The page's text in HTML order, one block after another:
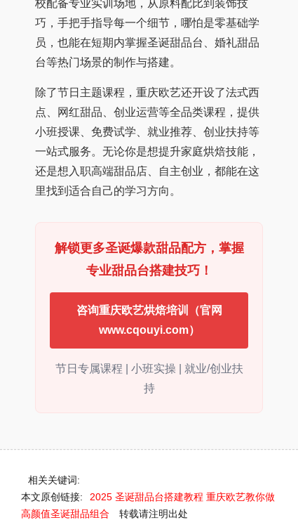
校配备专业实训场地，从原料配比到装饰技
巧，手把手指导每一个细节，哪怕是零基础学
员，也能在短期内掌握圣诞甜品台、婚礼甜品
台等热门场景的制作与搭建。
除了节日主题课程，重庆欧艺还开设了法式西
点、网红甜品、创业运营等全品类课程，提供
小班授课、免费试学、就业推荐、创业扶持等
一站式服务。无论你是想提升家庭烘焙技能，
还是想入职高端甜品店、自主创业，都能在这
里找到适合自己的学习方向。
解锁更多圣诞爆款甜品配方，掌握
专业甜品台搭建技巧！
咨询重庆欧艺烘焙培训（官网
www.cqouyi.com）
节日专属课程 | 小班实操 | 就业/创业扶
持
相关关键词:
本文原创链接:
2025 圣诞甜品台搭建教程 重庆欧艺教你做
高颜值圣诞甜品组合
转载请注明出处